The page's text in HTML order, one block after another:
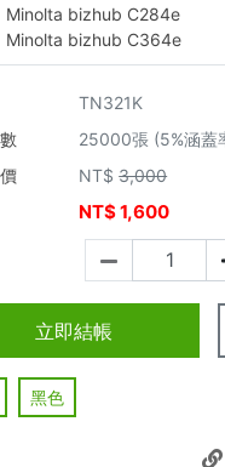
Minolta bizhub C284e
Minolta bizhub C364e
TN321K
25000張 (5%涵蓋
NT$ 3,000
NT$1,600
立即結帳
黑色